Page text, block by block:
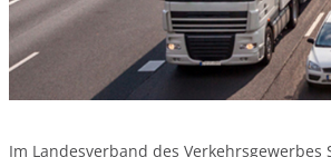
Im Landesverband des Verkehrsgewerbes